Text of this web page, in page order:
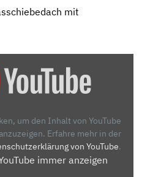
mit
um den Inhalt von YouTube
anzuzeigen. Erfahre mehr in der
von YouTube.
immer anzeigen